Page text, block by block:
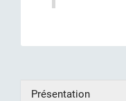
Présentation